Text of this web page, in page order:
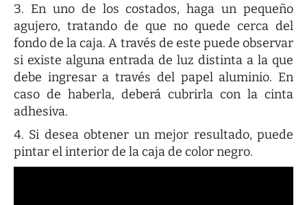
En uno de los costados, haga un pequeño
agujero, tratando de que no quede cerca del
fondo de la caja. A través de este puede observar
si existe alguna entrada de luz distinta a la que
debe ingresar a través del papel aluminio. En
caso de haberla, deberá cubrirla con la cinta
adhesiva.
Si desea obtener un mejor resultado, puede
pintar el interior de la caja de color negro.